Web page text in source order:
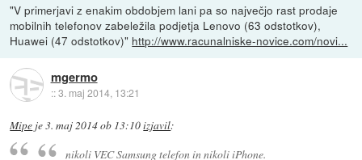
"V primerjavi z enakim obdobjem lani pa so največjo rast prodaje
mobilnih telefonov zabeležila podjetja Lenovo (63 odstotkov),
Huawei (47 odstotkov)" http://www.racunalniske-novice.com/novi...
mgermo
::3. maj 2014, 13:21
Mipe je3. maj 2014 ob 13:10izjavil:
nikoli VEC Samsung telefon in nikoli iPhone.